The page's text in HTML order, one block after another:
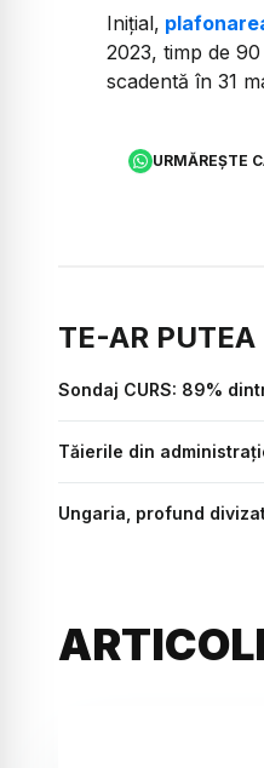
Inițial,
2023, timp de
scadentă în 31
URMĂREȘTE
TE-AR PUTEA
Sondaj CURS: 89%
Tăierile din
Ungaria, profund